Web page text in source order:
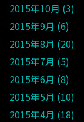
2015年10月 3
2015年9月 6
2015年8月 20
2015年7月 5
2015年6月 8
2015年5月 10
2015年4月 18